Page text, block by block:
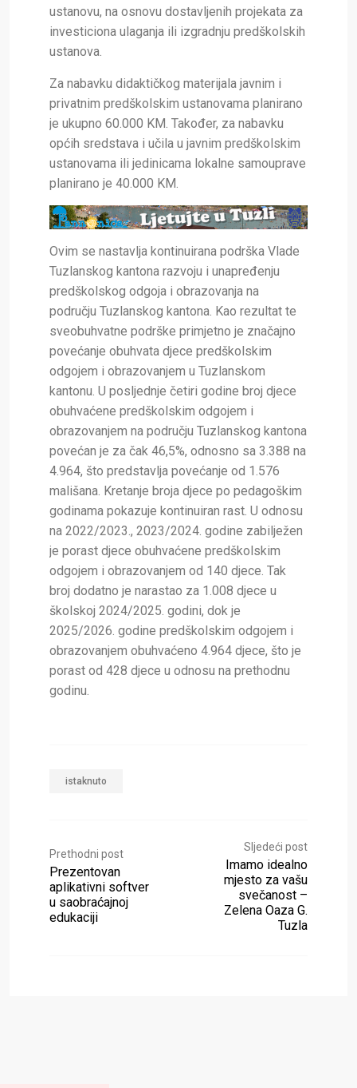
ustanovu, na osnovu dostavljenih projekata za
investiciona ulaganja ili izgradnju predškolskih
ustanova.
Za nabavku didaktičkog materijala javnim i
privatnim predškolskim ustanovama planirano
je ukupno 60.000 KM. Također, za nabavku
općih sredstava i učila u javnim predškolskim
ustanovama ili jedinicama lokalne samouprave
planirano je 40.000 KM.
Ovim se nastavlja kontinuirana podrška Vlade
Tuzlanskog kantona razvoju i unapređenju
predškolskog odgoja i obrazovanja na
području Tuzlanskog kantona. Kao rezultat te
sveobuhvatne podrške primjetno je značajno
povećanje obuhvata djece predškolskim
odgojem i obrazovanjem u Tuzlanskom
kantonu. U posljednje četiri godine broj djece
obuhvaćene predškolskim odgojem i
obrazovanjem na području Tuzlanskog kantona
povećan je za čak 46,5%, odnosno sa 3.388 na
4.964, što predstavlja povećanje od 1.576
mališana. Kretanje broja djece po pedagoškim
godinama pokazuje kontinuiran rast. U odnosu
na 2022/2023., 2023/2024. godine zabilježen
je porast djece obuhvaćene predškolskim
odgojem i obrazovanjem od 140 djece. Tak
broj dodatno je narastao za 1.008 djece u
školskoj 2024/2025. godini, dok je
2025/2026. godine predškolskim odgojem i
obrazovanjem obuhvaćeno 4.964 djece, što je
porast od 428 djece u odnosu na prethodnu
godinu.
istaknuto
Prethodni post
Prezentovan
aplikativni softver
u saobraćajnoj
edukaciji
Sljedeći post
Imamo idealno
mjesto za vašu
svečanost –
Zelena Oaza G.
Tuzla